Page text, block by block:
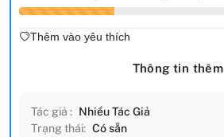
Thêm vào yêu thích
Thông tin thêm
Tác giả : Nhiều Tác Giả
Trạng thái: Có sẵn